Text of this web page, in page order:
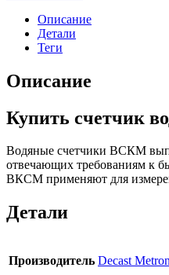
Описание
Детали
Теги
Описание
Купить счетчик
Водяные счетчики ВСКМ
отвечающих требованиям к
ВКСМ применяют для
Детали
Производитель Decast